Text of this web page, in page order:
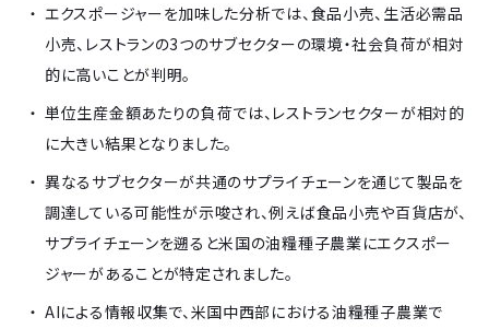
エクスポージャーを加味した分析では、食品小売、生活必需品
小売、レストランの3つのサブセクターの環境・社会負荷が相対
的に高いことが判明。
単位生産金額あたりの負荷では、レストランセクターが相対的
に大きい結果となりました。
異なるサブセクターが共通のサプライチェーンを通じて製品を
調達している可能性が示唆され、例えば食品小売や百貨店が、
サプライチェーンを遡ると米国の油糧種子農業にエクスポー
ジャーがあることが特定されました。
AIによる情報収集で、米国中西部における油糧種子農業で